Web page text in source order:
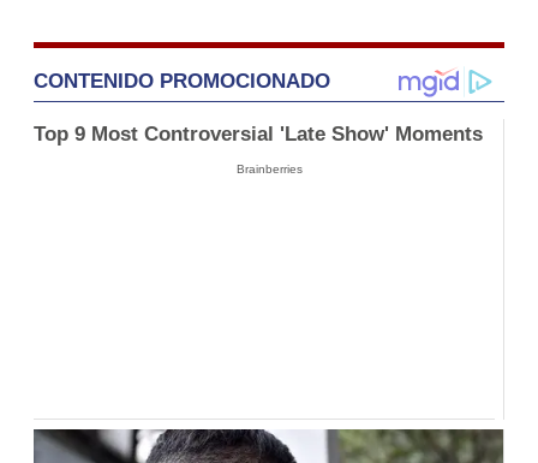
CONTENIDO PROMOCIONADO
Top 9 Most Controversial 'Late Show' Moments
Brainberries